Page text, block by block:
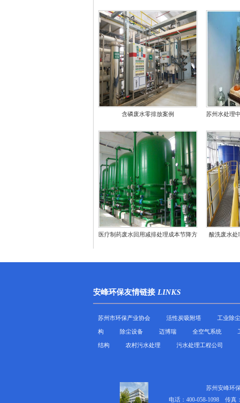
含磷废水零排放案例
苏州水处理
医疗制药废水回用减排处理成本节降方
酸洗废水处
安峰环保友情链接 LINKS
苏州市环保产业协会 活性炭吸附塔 工业除
构
除尘设备 迈博瑞 全空气系统
结构
农村污水处理 污水处理工程公司
苏州安峰环
电话：400-058-1098
传真